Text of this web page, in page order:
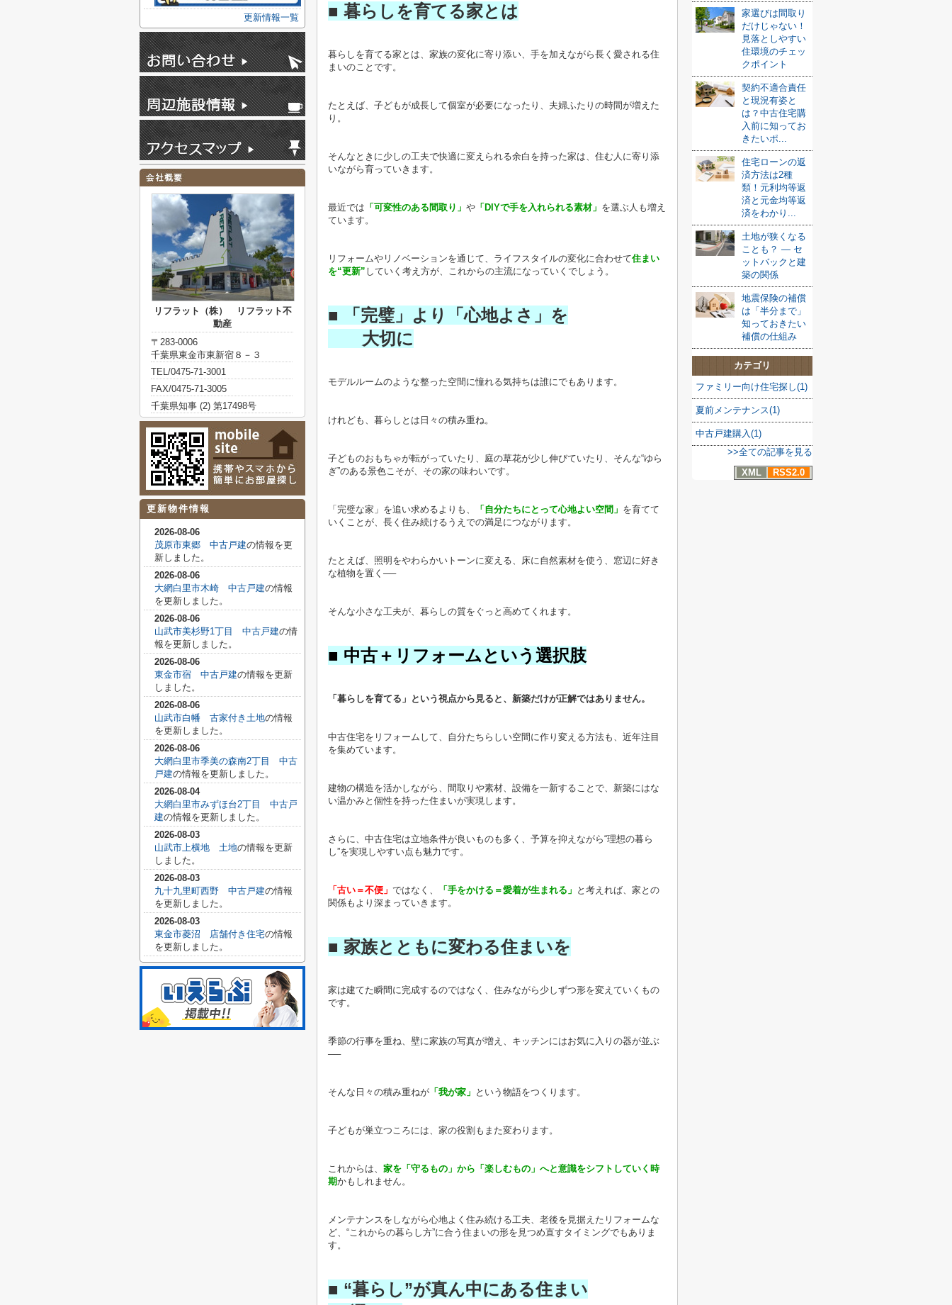
■ 暮らしを育てる家とは
暮らしを育てる家とは、家族の変化に寄り添い、手を加えながら長く愛される住
まいのことです。
たとえば、子どもが成長して個室が必要になったり、夫婦ふたりの時間が増えた
り。
そんなときに少しの工夫で快適に変えられる余白を持った家は、住む人に寄り添
いながら育っていきます。
最近では 「可変性のある間取り」 や 「DIYで手を入れられる素材」 を選ぶ人も増え
ています。
リフォームやリノベーションを通じて、ライフスタイルの変化に合わせて住まい
を“更新” していく考え方が、これからの主流になっていくでしょう。
■ 「完璧」より「心地よさ」を
大切に
モデルルームのような整った空間に憧れる気持ちは誰にでもあります。
けれども、暮らしとは日々の積み重ね。
子どものおもちゃが転がっていたり、庭の草花が少し伸びていたり、そんな“ゆら
ぎ”のある景色こそが、その家の味わいです。
「完璧な家」を追い求めるよりも、 「自分たちにとって心地よい空間」 を育てて
いくことが、長く住み続けるうえでの満足につながります。
たとえば、照明をやわらかいトーンに変える、床に自然素材を使う、窓辺に好き
な植物を置く──
そんな小さな工夫が、暮らしの質をぐっと高めてくれます。
■ 中古＋リフォームという選択肢
「暮らしを育てる」という視点から見ると、新築だけが正解ではありません。
中古住宅をリフォームして、自分たちらしい空間に作り変える方法も、近年注目
を集めています。
建物の構造を活かしながら、間取りや素材、設備を一新することで、新築にはな
い温かみと個性を持った住まいが実現します。
さらに、中古住宅は立地条件が良いものも多く、予算を抑えながら“理想の暮ら
し”を実現しやすい点も魅力です。
「古い＝不便」 ではなく、 「手をかける＝愛着が生まれる」 と考えれば、家との
関係もより深まっていきます。
■ 家族とともに変わる住まいを
家は建てた瞬間に完成するのではなく、住みながら少しずつ形を変えていくもの
です。
季節の行事を重ね、壁に家族の写真が増え、キッチンにはお気に入りの器が並ぶ
──
そんな日々の積み重ねが 「我が家」 という物語をつくります。
子どもが巣立つころには、家の役割もまた変わります。
これからは、 家を「守るもの」から「楽しむもの」へと意識をシフトしていく時
期かもしれません。
メンテナンスをしながら心地よく住み続ける工夫、老後を見据えたリフォームな
ど、“これからの暮らし方”に合う住まいの形を見つめ直すタイミングでもありま
す。
■ “暮らし”が真ん中にある住まい
家選びは間取り
だけじゃない！
見落としやすい
住環境のチェッ
クポイント
契約不適合責任
と現況有姿と
は？中古住宅購
入前に知ってお
きたいポ...
住宅ローンの返
済方法は2種
類！元利均等返
済と元金均等返
済をわかり...
土地が狭くなる
ことも？ ― セ
ットバックと建
築の関係
地震保険の補償
は「半分まで」
知っておきたい
補償の仕組み
カテゴリ
ファミリー向け住宅探し(1)
夏前メンテナンス(1)
中古戸建購入(1)
>>全ての記事を見る
XML
RSS2.0
更新情報一覧
リフラット（株） リフラット不
動産
〒283-0006
千葉県東金市東新宿８－３
TEL/0475-71-3001
FAX/0475-71-3005
千葉県知事 (2) 第17498号
更新物件情報
2026-08-06
茂原市東郷 中古戸建の情報を更
新しました。
2026-08-06
大網白里市木崎 中古戸建の情報
を更新しました。
2026-08-06
山武市美杉野1丁目 中古戸建の情
報を更新しました。
2026-08-06
東金市宿 中古戸建の情報を更新
しました。
2026-08-06
山武市白幡 古家付き土地の情報
を更新しました。
2026-08-06
大網白里市季美の森南2丁目 中古
戸建の情報を更新しました。
2026-08-04
大網白里市みずほ台2丁目 中古戸
建の情報を更新しました。
2026-08-03
山武市上横地 土地の情報を更新
しました。
2026-08-03
九十九里町西野 中古戸建の情報
を更新しました。
2026-08-03
東金市菱沼 店舗付き住宅の情報
を更新しました。